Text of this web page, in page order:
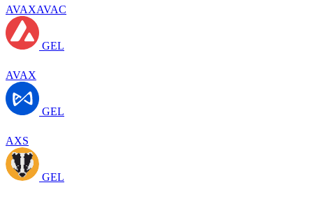
AVAXAVAC
GEL
AVAX
GEL
AXS
GEL